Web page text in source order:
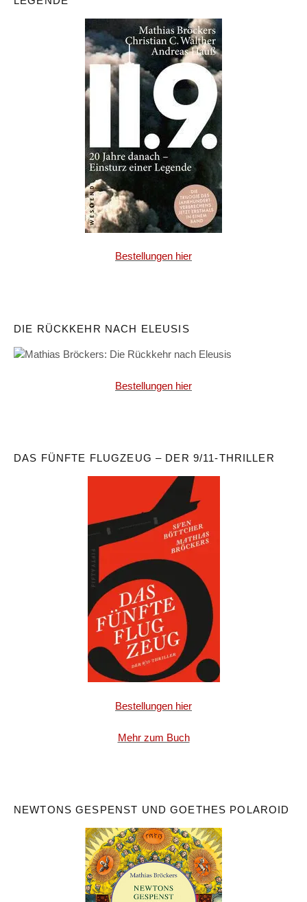
Bestellungen hier
DIE RÜCKKEHR NACH ELEUSIS
Bestellungen hier
DAS FÜNFTE FLUGZEUG – DER 9/11-THRILLER
Bestellungen hier
Mehr zum Buch
NEWTONS GESPENST UND GOETHES POLAROID